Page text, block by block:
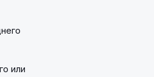
или